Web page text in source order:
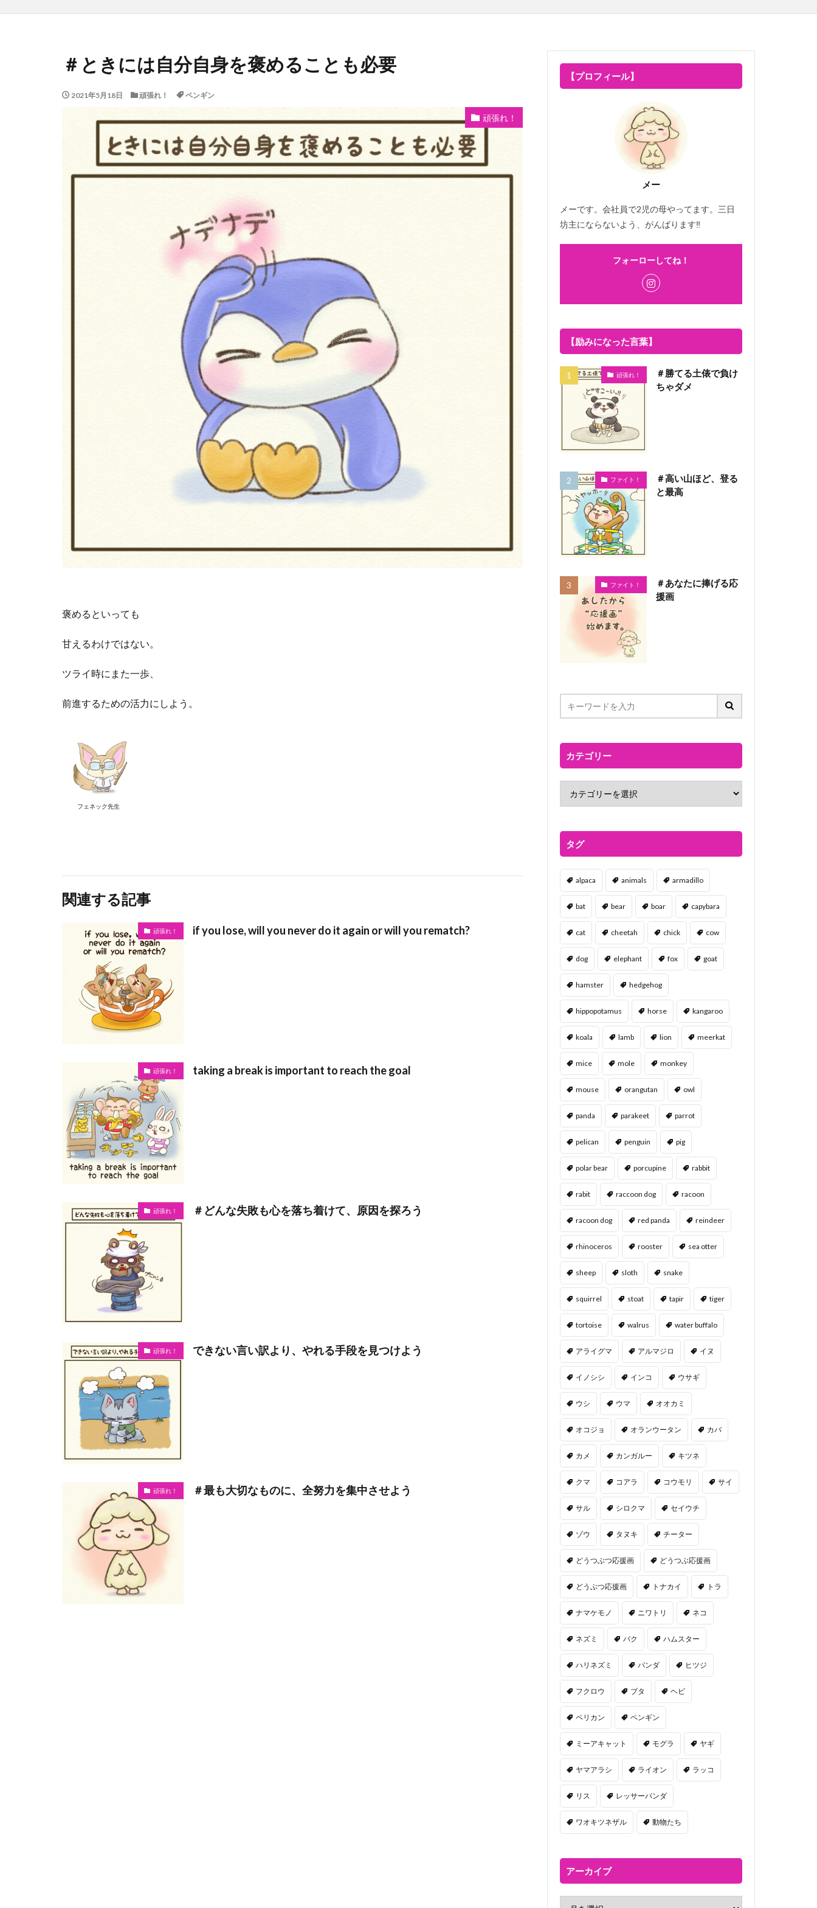
＃ときには自分自身を褒めることも必要
2021年5月18日 頑張れ！ ペンギン
頑張れ！
褒めるといっても
甘えるわけではない。
ツライ時にまた一歩、
前進するための活力にしよう。
フェネック先生
関連する記事
頑張れ！ if you lose, will you never do it again or will you rematch?
頑張れ！ taking a break is important to reach the goal
頑張れ！ ＃どんな失敗も心を落ち着けて、原因を探ろう
頑張れ！ できない言い訳より、やれる手段を見つけよう
頑張れ！ ＃最も大切なものに、全努力を集中させよう
【プロフィール】
メー
メーです。会社員で2児の母やってます。三日
坊主にならないよう、がんばります‼
フォーローしてね！
【励みになった言葉】
頑張れ！
＃勝てる土俵で負け
ちゃダメ
ファイト！
＃高い山ほど、登る
と最高
ファイト！
＃あなたに捧げる応
援画
カテゴリー
タグ
alpaca animals armadillo
bat bear boar capybara
cat cheetah chick cow
dog elephant fox goat
hamster hedgehog
hippopotamus horse kangaroo
koala lamb lion meerkat
mice mole monkey
mouse orangutan owl
panda parakeet parrot
pelican penguin pig
polar bear porcupine rabbit
rabit raccoon dog racoon
racoon dog red panda reindeer
rhinoceros rooster sea otter
sheep sloth snake
squirrel stoat tapir tiger
tortoise walrus water buffalo
アライグマ アルマジロ イヌ
イノシシ インコ ウサギ
ウシ ウマ オオカミ
オコジョ オランウータン カバ
カメ カンガルー キツネ
クマ コアラ コウモリ サイ
サル シロクマ セイウチ
ゾウ タヌキ チーター
どうつぶつ応援画 どうつぶ応援画
どうぶつ応援画 トナカイ トラ
ナマケモノ ニワトリ ネコ
ネズミ バク ハムスター
ハリネズミ パンダ ヒツジ
フクロウ ブタ ヘビ
ペリカン ペンギン
ミーアキャット モグラ ヤギ
ヤマアラシ ライオン ラッコ
リス レッサーパンダ
ワオキツネザル 動物たち
アーカイブ